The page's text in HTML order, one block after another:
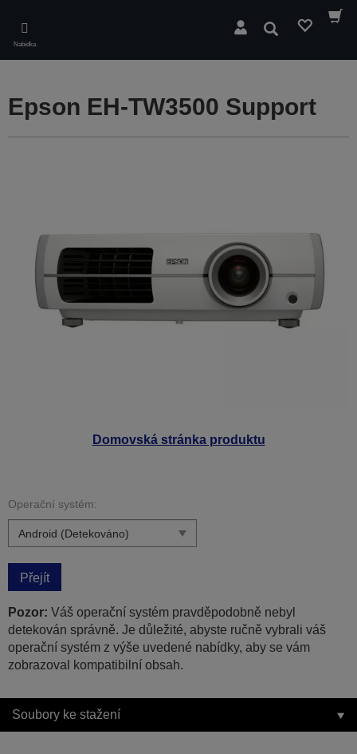
main
content
Nabídka
Hledat
Domovská stránka produktu
Epson EH-TW3500 Support
Operační systém:
Přejít
Pozor: Váš operační systém pravděpodobně nebyl
detekován správně. Je důležité, abyste ručně vybrali váš
operační systém z výše uvedené nabídky, aby se vám
zobrazoval kompatibilní obsah.
Soubory ke stažení